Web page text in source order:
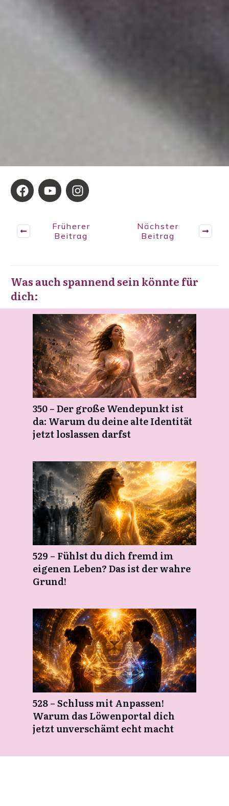
Früherer
Beitrag
Nächster
Beitrag
Was auch spannend sein könnte für
dich:
350 – Der große Wendepunkt ist
da: Warum du deine alte Identität
jetzt loslassen darfst
529 – Fühlst du dich fremd im
eigenen Leben? Das ist der wahre
Grund!
528 – Schluss mit Anpassen!
Warum das Löwenportal dich
jetzt unverschämt echt macht